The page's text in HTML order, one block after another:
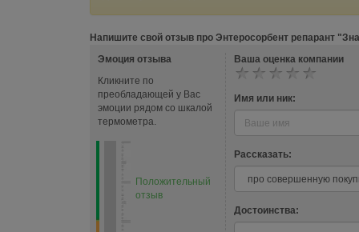
средствам при
Болеутоляющий эффект
Анальгетические
периферическими, когда
воспаления тканей.
Противоопухолевый
которые предотвращают
Напишите свой отзыв про Энтеросорбент репарант
Эмоция отзыва
Кликните по
преобладающей у Вас
эмоции рядом со шкалой
термометра.
Положительный
отзыв
Ваша оценка компании
Имя или ник:
Рассказать:
Достоинства: